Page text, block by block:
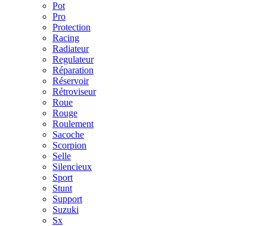
Pot
Pro
Protection
Racing
Radiateur
Regulateur
Réparation
Réservoir
Rétroviseur
Roue
Rouge
Roulement
Sacoche
Scorpion
Selle
Silencieux
Sport
Stunt
Support
Suzuki
Sx